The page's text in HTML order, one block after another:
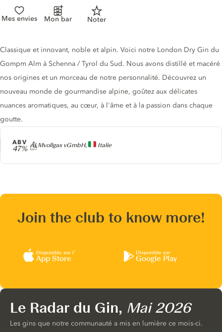
Mes envies Mon bar Noter
Producteur
ALMvollgas vGmbH, Italie
ABV
47%
Description du gin
Classique et innovant, noble et alpin. Voici notre London Dry Gin du
Gompm Alm à Schenna / Tyrol du Sud. Nous avons distillé et macéré
nos origines et un morceau de notre personnalité. Découvrez un
nouveau monde de gourmandise alpine, goûtez aux délicates
nuances aromatiques, au cœur, à l'âme et à la passion dans chaque
goutte.
Join the club to know more!
Disponible sur l’
App Store
Disponible sur
Google Play
Le Radar du Gin, Mai 2026
Les gins que notre communauté a mis en lumière ce mois-ci.